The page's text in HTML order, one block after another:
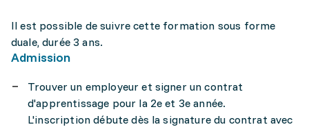
Il est possible de suivre cette formation sous forme
duale, durée 3 ans.
Admission
Trouver un employeur et signer un contrat
d'apprentissage pour la 2e et 3e année.
L'inscription débute dès la signature du contrat avec